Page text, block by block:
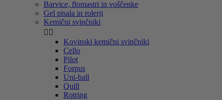
Barvice, flomastri in voščenke
Gel pisala in rolerji
Kemični svinčniki
 
Kovinski kemični svinčniki
Cello
Pilot
Forpus
Uni-ball
Quill
Rotring